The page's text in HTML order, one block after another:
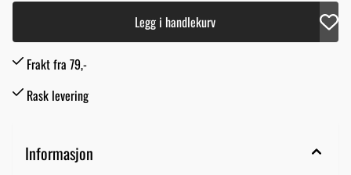
Legg i handlekurv
Frakt fra 79,-
Rask levering
Informasjon